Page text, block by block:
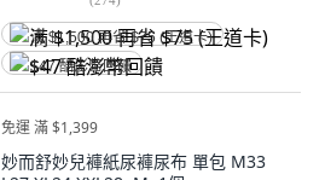
满 $1,500 再省 $75 (王道卡)
$47 酷澎幣回饋
免運 滿 $1,399
妙而舒妙兒褲紙尿褲尿布 單包 M33